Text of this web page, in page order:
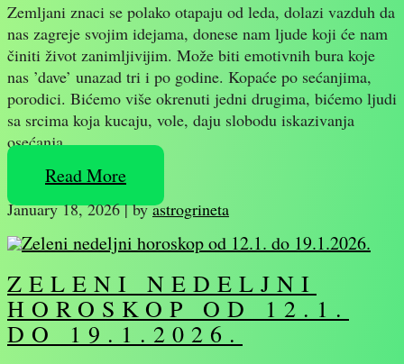
Zemljani znaci se polako otapaju od leda, dolazi vazduh da
nas zagreje svojim idejama, donese nam ljude koji će nam
činiti život zanimljivijim. Može biti emotivnih bura koje
nas ’dave’ unazad tri i po godine. Kopaće po sećanjima,
porodici. Bićemo više okrenuti jedni drugima, bićemo ljudi
sa srcima koja kucaju, vole, daju slobodu iskazivanja
osećanja.…
Read More
January 18, 2026|byastrogrineta
ZELENI NEDELJNI
HOROSKOP OD 12.1.
DO 19.1.2026.